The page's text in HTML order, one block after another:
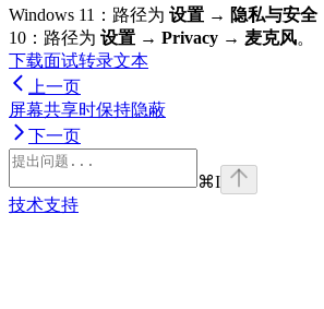
Windows 11：路径为 设置 → 隐私与安全
10：路径为 设置 → Privacy → 麦克风。
下载面试转录文本
上一页
屏幕共享时保持隐蔽
下一页
⌘I
技术支持